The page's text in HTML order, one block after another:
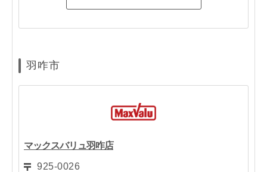
羽咋市
マックスバリュ羽咋店
925-0026